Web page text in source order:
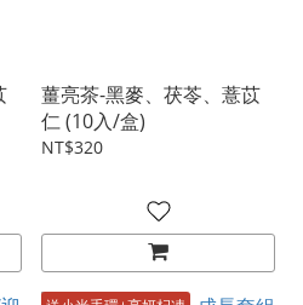
薑亮茶-黑麥、茯苓、薏苡
仁 (10入/盒)
NT$320